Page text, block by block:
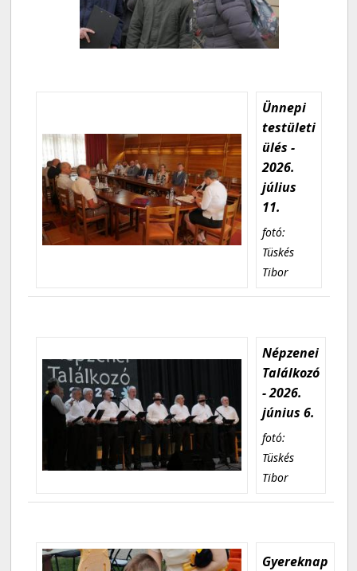
Ünnepi
testületi
ülés -
2026.
július
11.
fotó:
Tüskés
Tibor
Népzenei
Találkozó
- 2026.
június 6.
fotó:
Tüskés
Tibor
Gyereknap